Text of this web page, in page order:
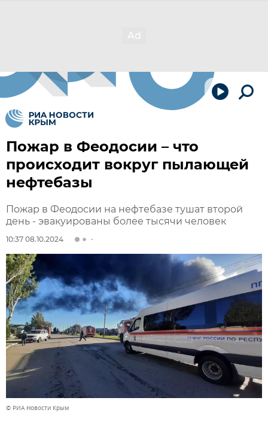
Пожар в Феодосии – что
происходит вокруг пылающей
нефтебазы
Пожар в Феодосии на нефтебазе тушат второй
день - эвакуированы более тысячи человек
10:37 08.10.2024
© РИА Новости Крым